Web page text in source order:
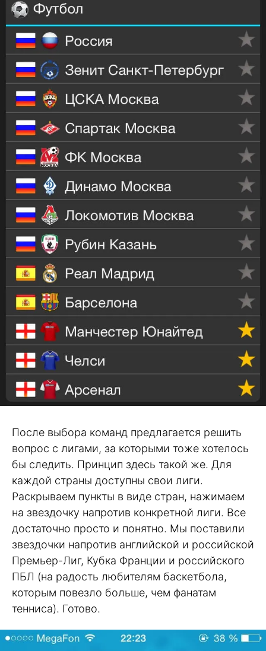
После выбора команд предлагается решить
вопрос с лигами, за которыми тоже хотелось
бы следить. Принцип здесь такой же. Для
каждой страны доступны свои лиги.
Раскрываем пункты в виде стран, нажимаем
на звездочку напротив конкретной лиги. Все
достаточно просто и понятно. Мы поставили
звездочки напротив английской и российской
Премьер-Лиг, Кубка Франции и российского
ПБЛ (на радость любителям баскетбола,
которым повезло больше, чем фанатам
тенниса). Готово.